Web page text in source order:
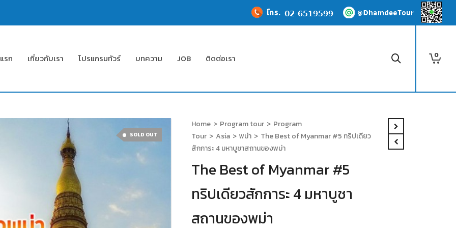
รก เกี่ยวกับเรา โปรแกรมทัวร์ บทความ JOB ติดต่อเรา 0
SOLD OUT
Home > Program tour > Program
Tour > Asia > พม่า > The Best of Myanmar #5 ทริปเดียว
สักการะ 4 มหาบูชาสถานของพม่า
The Best of Myanmar #5
ทริปเดียวสักการะ 4 มหาบูชา
สถานของพม่า